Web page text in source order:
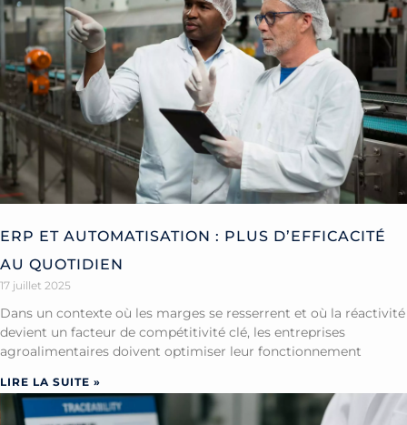
ERP ET AUTOMATISATION : PLUS D’EFFICACITÉ
AU QUOTIDIEN
17 juillet 2025
Dans un contexte où les marges se resserrent et où la réactivité
devient un facteur de compétitivité clé, les entreprises
agroalimentaires doivent optimiser leur fonctionnement
LIRE LA SUITE »